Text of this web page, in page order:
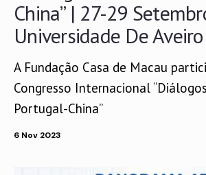
China” | 27-29
Universidade De Aveiro
A Fundação Casa de Macau
Congresso Internacional
Portugal-China”
6 Nov 2023